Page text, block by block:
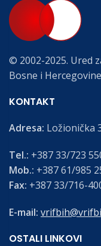
© 2002-2025. Ured
Bosne i Hercegovine
KONTAKT
Adresa: Ložionička
Tel.: +387 33/723
Mob.: +387 61/985
Fax: +387 33/716-
E-mail:
OSTALI LINKOVI